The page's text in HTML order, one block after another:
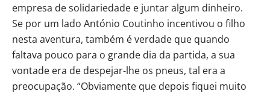
empresa de solidariedade e juntar algum dinheiro.
Se por um lado António Coutinho incentivou o filho
nesta aventura, também é verdade que quando
faltava pouco para o grande dia da partida, a sua
vontade era de despejar-lhe os pneus, tal era a
preocupação. “Obviamente que depois fiquei muito